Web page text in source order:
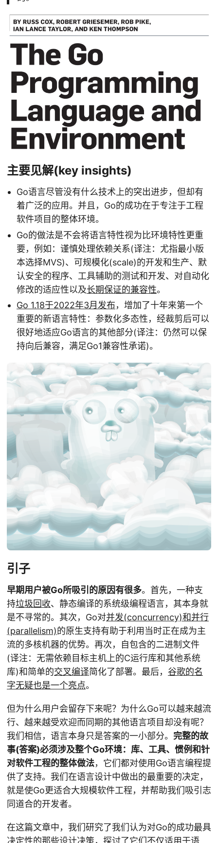
主要见解(key insights)
Go语言尽管没有什么技术上的突出进步，但却有
着广泛的应用。并且，Go的成功在于专注于工程
软件项目的整体环境。
Go的做法是不会将语言特性视为比环境特性更重
要，例如：谨慎处理依赖关系(译注：尤指最小版
本选择MVS)、可规模化(scale)的开发和生产、默
认安全的程序、工具辅助的测试和开发、对自动化
修改的适应性以及长期保证的兼容性。
Go 1.18于2022年3月发布，增加了十年来第一个
重要的新语言特性：参数化多态性，经裁剪后可以
很好地适应Go语言的其他部分(译注：仍然可以保
持向后兼容，满足Go1兼容性承诺)。
引子
早期用户被Go所吸引的原因有很多。首先，一种支
持垃圾回收、静态编译的系统级编程语言，其本身就
是不寻常的。其次，Go对并发(concurrency)和并行
(parallelism)的原生支持有助于利用当时正在成为主
流的多核机器的优势。再次，自包含的二进制文件
(译注：无需依赖目标主机上的C运行库和其他系统
库)和简单的交叉编译简化了部署。最后， 谷歌的名
字无疑也是一个亮点。
但为什么用户会留存下来呢？为什么Go可以越来越流
行、越来越受欢迎而同期的其他语言项目却没有呢？
我们相信，语言本身只是答案的一小部分。 完整的故
事(答案)必须涉及整个Go环境：库、工具、惯例和针
对软件工程的整体做法，它们都对使用Go语言编程提
供了支持。我们在语言设计中做出的最重要的决定，
就是使Go更适合大规模软件工程，并帮助我们吸引志
同道合的开发者。
在这篇文章中，我们研究了我们认为对Go的成功最具